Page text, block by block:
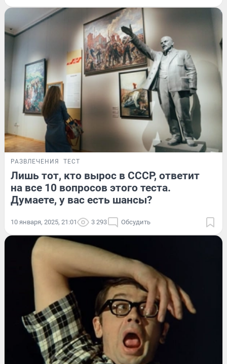
РАЗВЛЕЧЕНИЯ ТЕСТ
Лишь тот, кто вырос в СССР, ответит
на все 10 вопросов этого теста.
Думаете, у вас есть шансы?
10 января, 2025, 21:01 3 293 Обсудить